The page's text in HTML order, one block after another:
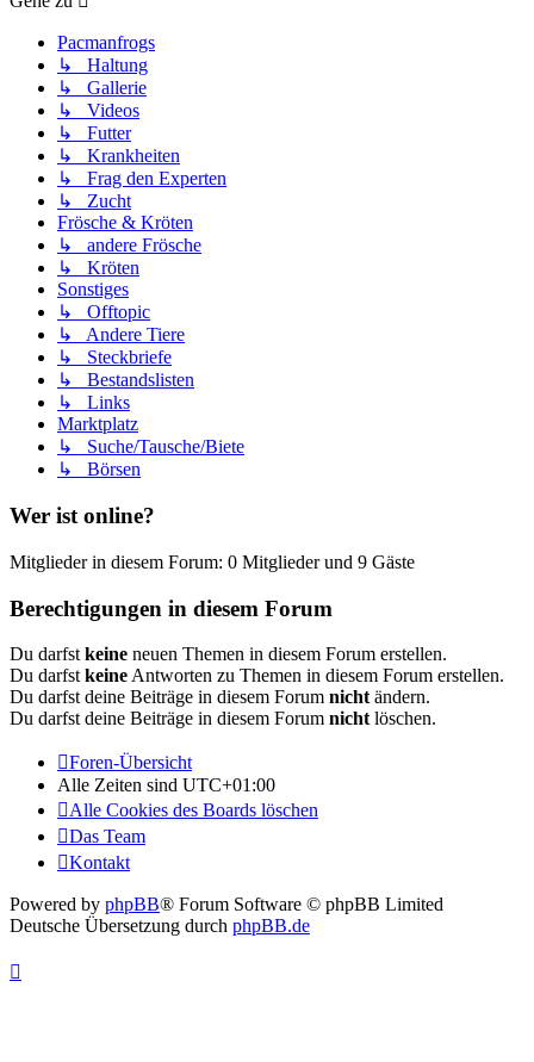
Pacmanfrogs
↳ Haltung
↳ Gallerie
↳ Videos
↳ Futter
↳ Krankheiten
↳ Frag den Experten
↳ Zucht
Frösche & Kröten
↳ andere Frösche
↳ Kröten
Sonstiges
↳ Offtopic
↳ Andere Tiere
↳ Steckbriefe
↳ Bestandslisten
↳ Links
Marktplatz
↳ Suche/Tausche/Biete
↳ Börsen
Wer ist online?
Mitglieder in diesem Forum: 0 Mitglieder und 9 Gäste
Berechtigungen in diesem Forum
Du darfst keine neuen Themen in diesem Forum erstellen.
Du darfst keine Antworten zu Themen in diesem Forum erstellen.
Du darfst deine Beiträge in diesem Forum nicht ändern.
Du darfst deine Beiträge in diesem Forum nicht löschen.
Foren-Übersicht
Alle Zeiten sind UTC+01:00
Alle Cookies des Boards löschen
Das Team
Kontakt
Powered by phpBB® Forum Software © phpBB Limited
Deutsche Übersetzung durch phpBB.de